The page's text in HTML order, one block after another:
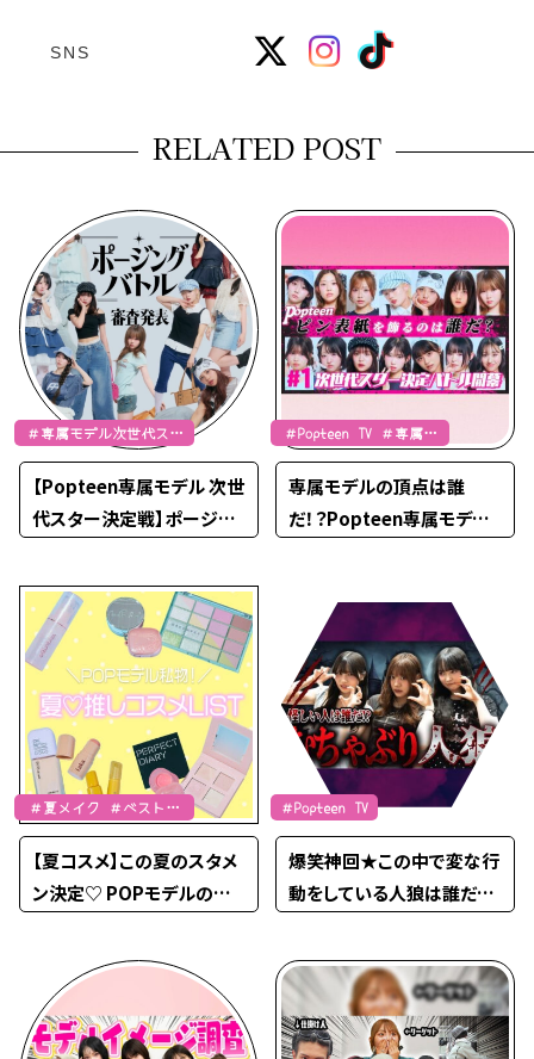
SNS
RELATED POST
＃専属モデル次世代スタ
ー
【Popteen専属モデル 次世
代スター決定戦】ポージン
((Part1))
＃Popteen TV ＃専属モ
デル次世代スター
専属モデルの頂点は誰
だ！？Popteen専属モデル
＃夏メイク ＃ベストコ
スメ
【夏コスメ】この夏のスタメ
ン決定♡ POPモデルの推
＃Popteen TV
爆笑神回★この中で変な行
動をしている人狼は誰だ！？